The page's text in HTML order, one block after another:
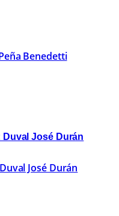
Benedetti
José Durán